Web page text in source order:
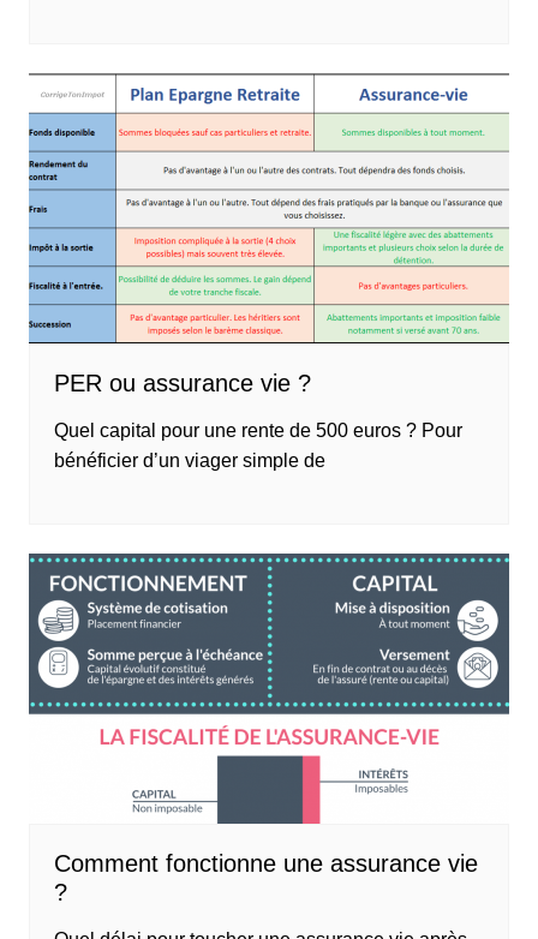
PER ou assurance vie ?
Quel capital pour une rente de 500 euros ? Pour
bénéficier d’un viager simple de
Comment fonctionne une assurance vie
?